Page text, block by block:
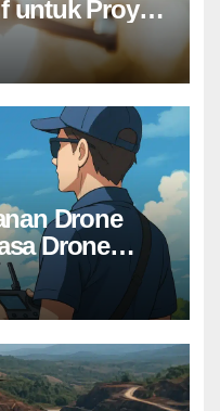
untuk Proyek
Drone
Drone
Anda